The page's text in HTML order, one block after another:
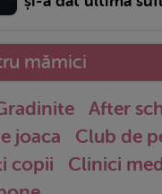
mămici
After
joaca
Club de
copii
Clinici